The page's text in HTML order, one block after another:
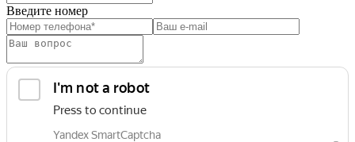
Введите номер